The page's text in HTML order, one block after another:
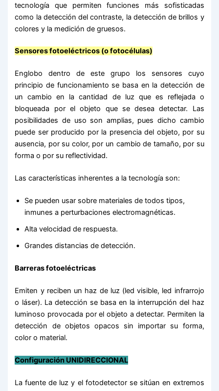
tecnología que permiten funciones más sofisticadas
como la detección del contraste, la detección de brillos y
colores y la medición de gruesos.
Sensores fotoeléctricos (o fotocélulas)
Englobo dentro de este grupo los sensores cuyo
principio de funcionamiento se basa en la detección de
un cambio en la cantidad de luz que es reflejada o
bloqueada por el objeto que se desea detectar. Las
posibilidades de uso son amplias, pues dicho cambio
puede ser producido por la presencia del objeto, por su
ausencia, por su color, por un cambio de tamaño, por su
forma o por su reflectividad.
Las características inherentes a la tecnología son:
Se pueden usar sobre materiales de todos tipos,
inmunes a perturbaciones electromagnéticas.
Alta velocidad de respuesta.
Grandes distancias de detección.
Barreras fotoeléctricas
Emiten y reciben un haz de luz (led visible, led infrarrojo
o láser). La detección se basa en la interrupción del haz
luminoso provocada por el objeto a detectar. Permiten la
detección de objetos opacos sin importar su forma,
color o material.
Configuración UNIDIRECCIONAL
La fuente de luz y el fotodetector se sitúan en extremos